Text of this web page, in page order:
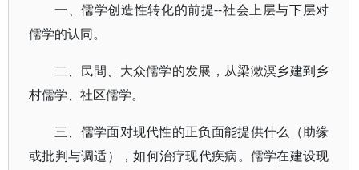
一、儒学创造性转化的前提--社会上层与下层对
儒学的认同。
二、民間、大众儒学的发展，从梁漱溟乡建到乡
村儒学、社区儒学。
三、儒学面对现代性的正负面能提供什么（助缘
或批判与调适），如何治疗现代疾病。儒学在建设现